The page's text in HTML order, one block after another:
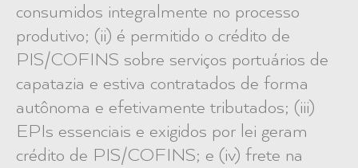
consumidos integralmente no processo
produtivo; (ii) é permitido o crédito de
PIS/COFINS sobre serviços portuários de
capatazia e estiva contratados de forma
autônoma e efetivamente tributados; (iii)
EPIs essenciais e exigidos por lei geram
crédito de PIS/COFINS; e (iv) frete na